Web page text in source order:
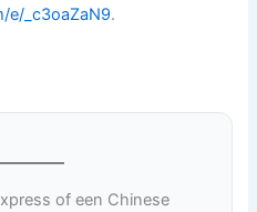
e/_c3oaZaN9.
of een Chinese